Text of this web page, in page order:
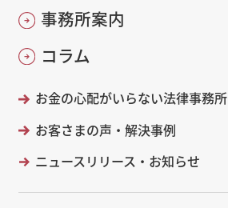
事務所案内
コラム
お金の心配がいらない法律事務所
お客さまの声・解決事例
ニュースリリース・お知らせ